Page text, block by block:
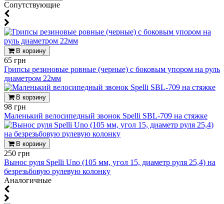
Cопутствующие
В корзину
65 грн
Грипсы резиновые ровные (черные) с боковым упором на руль
диаметром 22мм
В корзину
98 грн
Маленький велосипедный звонок Spelli SBL-709 на стяжке
В корзину
250 грн
Вынос руля Spelli Uno (105 мм, угол 15, диаметр руля 25,4) на
безрезьбовую рулевую колонку
Аналогичные